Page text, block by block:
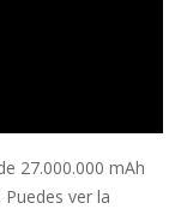
27.000.000 mAh
ver la